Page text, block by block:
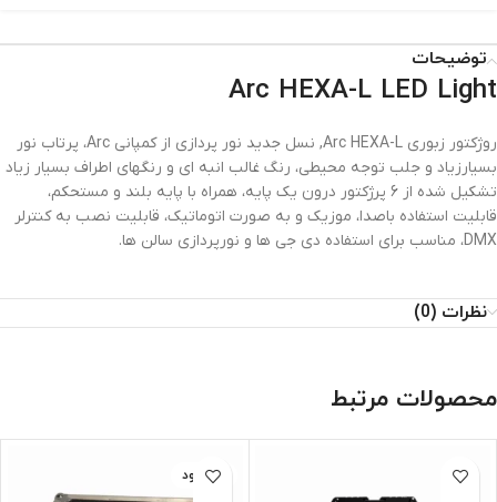
توضیحات
Arc HEXA-L LED Light
روژکتور زبوری Arc HEXA-L, نسل جدید نور پردازی از کمپانی Arc، پرتاب نور
بسیارزیاد و جلب توجه محیطی، رنگ غالب انبه ای و رنگهای اطراف بسیار زیاد
تشکیل شده از 6 پرژکتور درون یک پایه، همراه با پایه بلند و مستحکم،
قابلیت استفاده باصدا، موزیک و به صورت اتوماتیک، قابلیت نصب به کنترلر
DMX، مناسب برای استفاده دی جی ها و نورپردازی سالن ها.
نظرات (0)
محصولات مرتبط
ناموجود